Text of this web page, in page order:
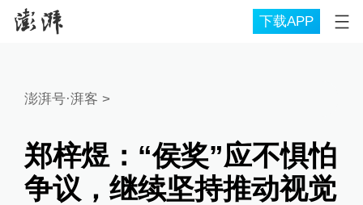
下载APP
澎湃号·湃客 >
郑梓煜：“侯奖”应不惧怕
争议，继续坚持推动视觉